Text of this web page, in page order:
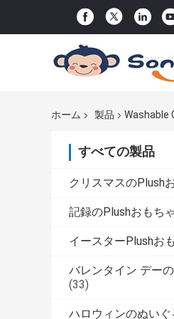
ホーム 製品 Washable
すべての製品
クリスマスのPlush
記録のPlushおもちゃ
イースターPlushお
バレンタイン デー
(33)
ハロウィンのぬいぐ